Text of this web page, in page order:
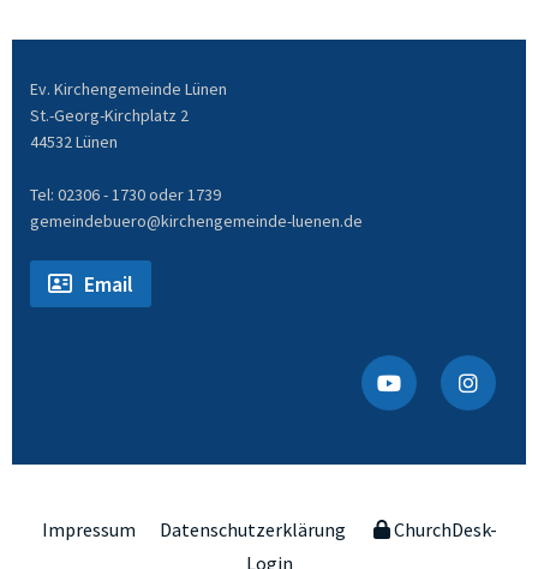
Ev. Kirchengemeinde Lünen
St.-Georg-Kirchplatz 2
44532 Lünen
Tel: 02306 - 1730 oder 1739
gemeindebuero@kirchengemeinde-luenen.de
Email
Impressum Datenschutzerklärung
ChurchDesk-
Login